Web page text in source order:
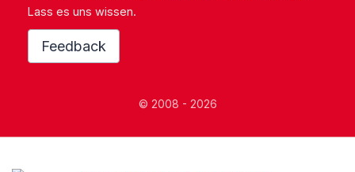
Lass es uns wissen.
Feedback
© 2008 - 2026